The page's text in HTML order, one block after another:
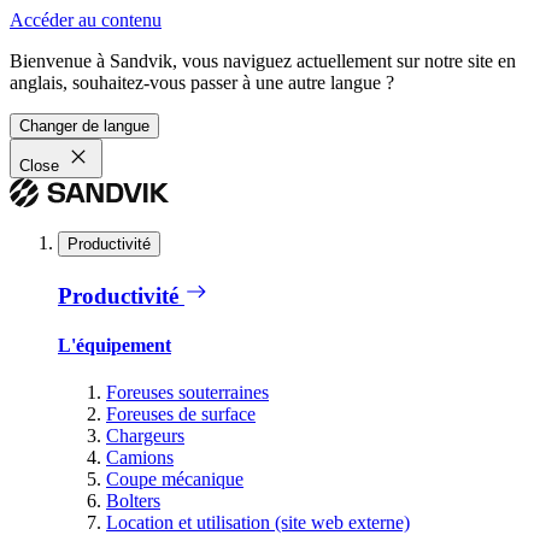
Accéder au contenu
Bienvenue à Sandvik, vous naviguez actuellement sur notre site en
anglais, souhaitez-vous passer à une autre langue ?
Changer de langue
Close
Productivité
Productivité
L'équipement
Foreuses souterraines
Foreuses de surface
Chargeurs
Camions
Coupe mécanique
Bolters
Location et utilisation (site web externe)